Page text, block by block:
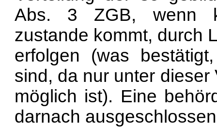
Abs. 3 ZGB, wenn
zustande kommt, durch
erfolgen (was
sind, da nur unter
möglich ist). Eine
darnach